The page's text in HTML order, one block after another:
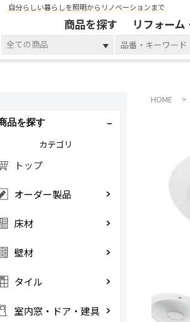
自分らしい暮らしを照明からリノベーションまで
商品を探す リフォー
全ての商品
HOME
品を探す
カテゴリ
トップ
オーダー製品
床材
壁材
タイル
室内窓・ドア・建具